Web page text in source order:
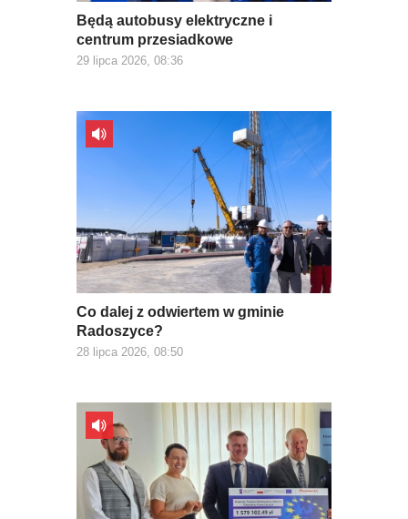
Będą autobusy elektryczne i
centrum przesiadkowe
29 lipca 2026, 08:36
Co dalej z odwiertem w gminie
Radoszyce?
28 lipca 2026, 08:50